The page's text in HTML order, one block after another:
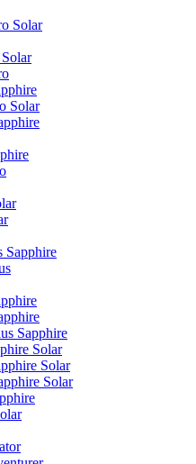
Solar
Solar
Sapphire
Sapphire
Solar
Solar
Solar